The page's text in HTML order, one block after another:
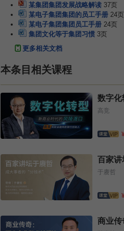
某集团集团发展战略解读 37页
某电子集团集团的员工手册 24页
某电子集团集团员工手册 24页
集团文化等于集团习惯 3页
更多相关文档
本条目相关课程
数字化
高竞
百家讲
于赓哲
商业传